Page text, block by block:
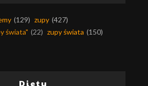
(129) zupy (427)
świata" (22) zupy świata (150)
Diety